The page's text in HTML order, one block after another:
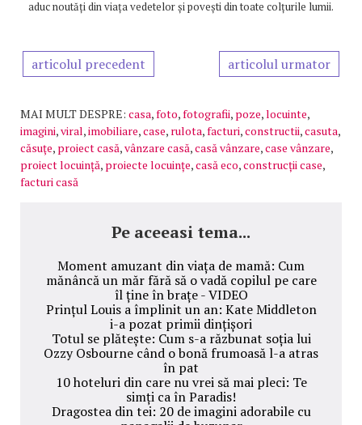
aduc noutăți din viața vedetelor și povești din toate colțurile lumii.
articolul precedent articolul urmator
MAI MULT DESPRE: casa,foto,fotografii, poze,locuinte,
imagini,viral,imobiliare,case, rulota,facturi,constructii,casuta,
căsuţe, proiect casă,vânzare casă,casă vânzare,case vânzare,
proiect locuință, proiecte locuințe,casă eco,construcții case,
facturi casă
Pe aceeasi tema...
Moment amuzant din viața de mamă: Cum
mănâncă un măr fără să o vadă copilul pe care
îl ține în brațe - VIDEO
Prințul Louis a împlinit un an: Kate Middleton
i-a pozat primii dințișori
Totul se plătește: Cum s-a răzbunat soția lui
Ozzy Osbourne când o bonă frumoasă l-a atras
în pat
10 hoteluri din care nu vrei să mai pleci: Te
simți ca în Paradis!
Dragostea din tei: 20 de imagini adorabile cu